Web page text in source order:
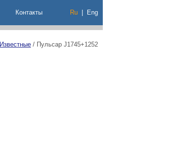
Контакты Ru Eng
Известные / Пульсар J1745+1252